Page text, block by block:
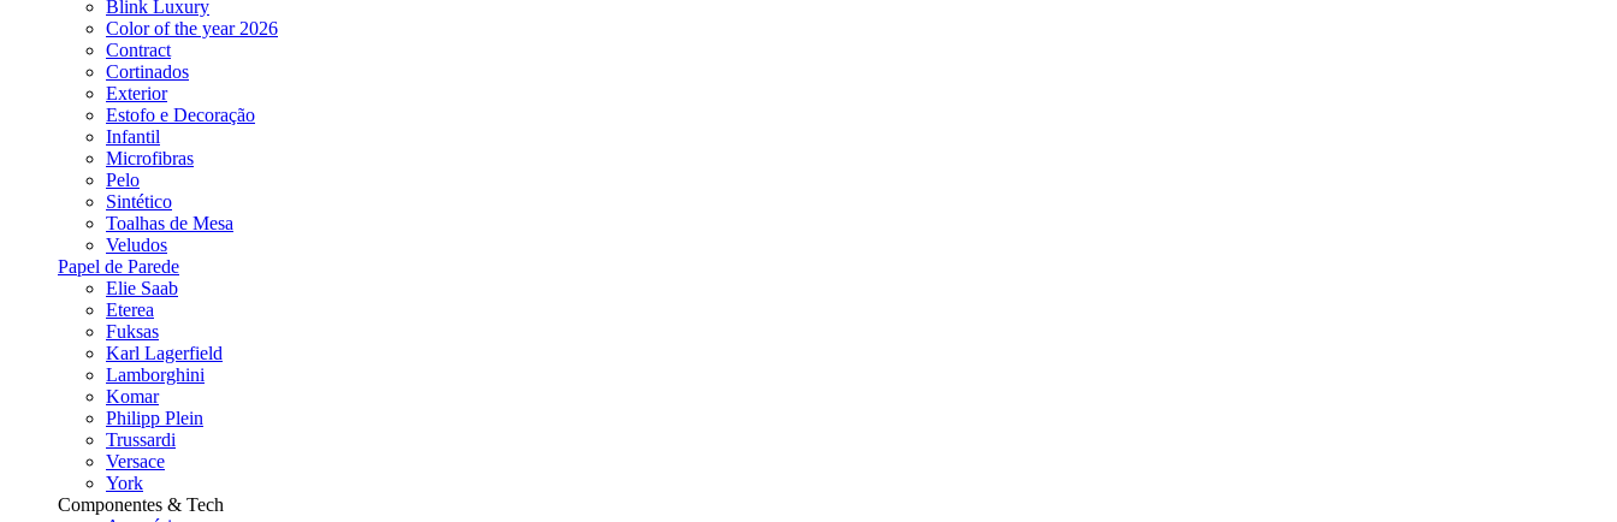
Blink Luxury
Color of the year 2026
Contract
Cortinados
Exterior
Estofo e Decoração
Infantil
Microfibras
Pelo
Sintético
Toalhas de Mesa
Veludos
Papel de Parede
Elie Saab
Eterea
Fuksas
Karl Lagerfield
Lamborghini
Komar
Philipp Plein
Trussardi
Versace
York
Componentes & Tech